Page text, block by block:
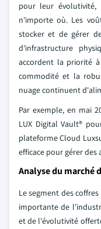
pour leur évolutivité,
n'importe où. Les
stocker et de gérer
d'infrastructure
accordent la priorité
commodité et la
nuage continuent
Par exemple, en mai
LUX Digital Vault®
plateforme Cloud
efficace pour gérer des
Analyse du marché
Le segment des
importante de
et de l'évolutivité